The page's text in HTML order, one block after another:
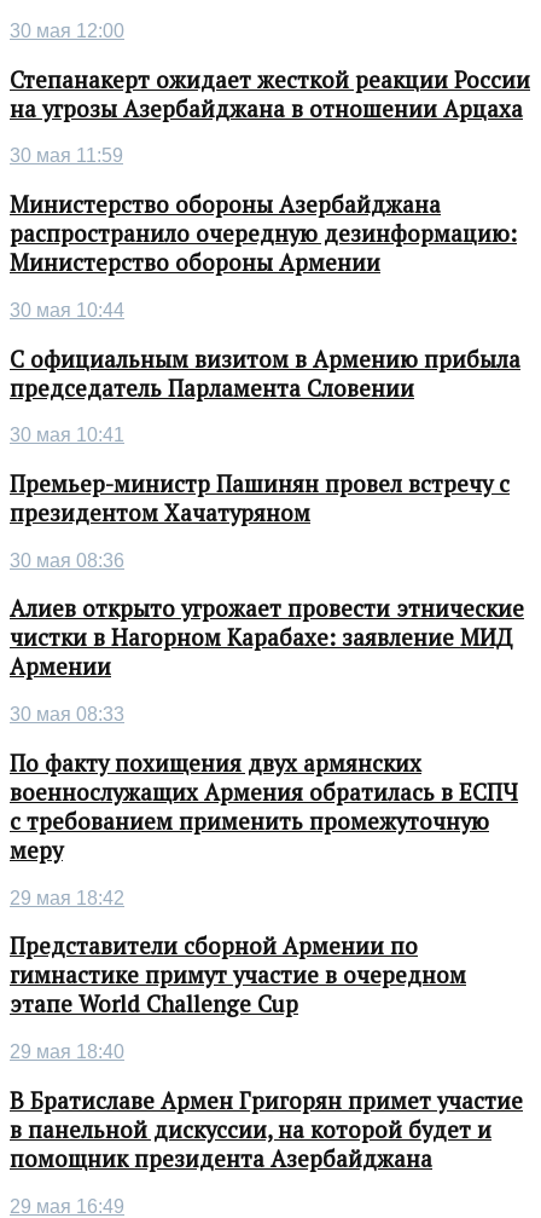
30 мая 12:00
Степанакерт ожидает жесткой реакции России
на угрозы Азербайджана в отношении Арцаха
30 мая 11:59
Министерство обороны Азербайджана
распространило очередную дезинформацию:
Министерство обороны Армении
30 мая 10:44
С официальным визитом в Армению прибыла
председатель Парламента Словении
30 мая 10:41
Премьер-министр Пашинян провел встречу с
президентом Хачатуряном
30 мая 08:36
Алиев открыто угрожает провести этнические
чистки в Нагорном Карабахе: заявление МИД
Армении
30 мая 08:33
По факту похищения двух армянских
военнослужащих Армения обратилась в ЕСПЧ
с требованием применить промежуточную
меру
29 мая 18:42
Представители сборной Армении по
гимнастике примут участие в очередном
этапе World Challenge Cup
29 мая 18:40
В Братиславе Армен Григорян примет участие
в панельной дискуссии, на которой будет и
помощник президента Азербайджана
29 мая 16:49